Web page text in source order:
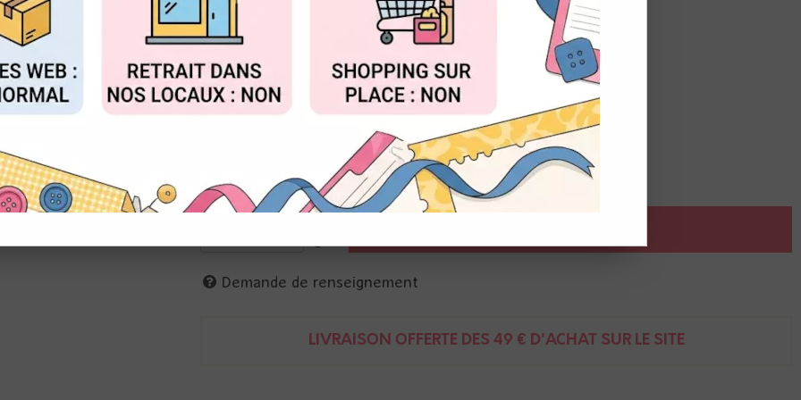
Réf. :P13-TRJ-06
P13
Papier imprimé recto-verso
30 x 30 cm; 240g
Demande de renseignement
LIVRAISON OFFERTE DÈS 49 € D'ACHAT SUR LE SITE
ACCEPTER TOUT